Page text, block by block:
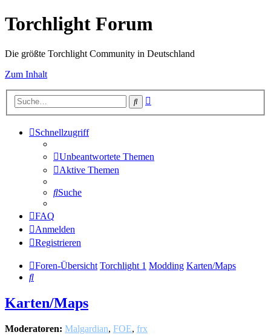
Torchlight Forum
Die größte Torchlight Community in Deutschland
Zum Inhalt
Suche
Schnellzugriff
Unbeantwortete Themen
Aktive Themen
Suche
FAQ
Anmelden
Registrieren
Foren-Übersicht Torchlight 1 Modding Karten/Maps
Suche
Karten/Maps
Moderatoren: Malgardian, FOE, frx